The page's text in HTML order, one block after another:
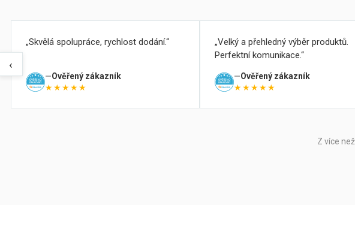
‹
Skvělá spolupráce, rychlost dodání.
Ověřený zákazník
★★★★★
Velký a přehledný výběr produktů.
Perfektní komunikace.
Ověřený zákazník
★★★★★
Z více než